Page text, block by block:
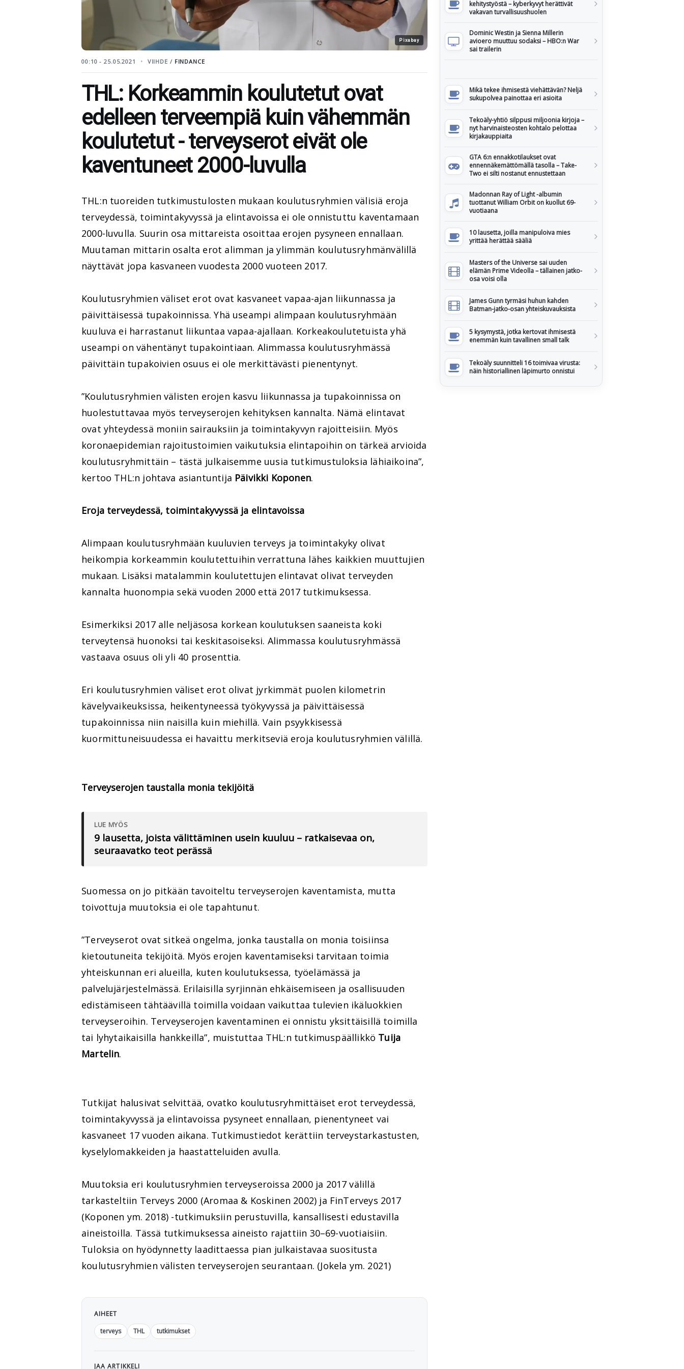
Pixabay
00:10 - 25.05.2021 VIIHDE / FINDANCE
THL: Korkeammin koulutetut ovat
edelleen terveempiä kuin vähemmän
koulutetut - terveyserot eivät ole
kaventuneet 2000-luvulla
THL:n tuoreiden tutkimustulosten mukaan koulutusryhmien välisiä eroja
terveydessä, toimintakyvyssä ja elintavoissa ei ole onnistuttu kaventamaan
2000-luvulla. Suurin osa mittareista osoittaa erojen pysyneen ennallaan.
Muutaman mittarin osalta erot alimman ja ylimmän koulutusryhmänvälillä
näyttävät jopa kasvaneen vuodesta 2000 vuoteen 2017.
Koulutusryhmien väliset erot ovat kasvaneet vapaa-ajan liikunnassa ja
päivittäisessä tupakoinnissa. Yhä useampi alimpaan koulutusryhmään
kuuluva ei harrastanut liikuntaa vapaa-ajallaan. Korkeakoulutetuista yhä
useampi on vähentänyt tupakointiaan. Alimmassa koulutusryhmässä
päivittäin tupakoivien osuus ei ole merkittävästi pienentynyt.
”Koulutusryhmien välisten erojen kasvu liikunnassa ja tupakoinnissa on
huolestuttavaa myös terveyserojen kehityksen kannalta. Nämä elintavat
ovat yhteydessä moniin sairauksiin ja toimintakyvyn rajoitteisiin. Myös
koronaepidemian rajoitustoimien vaikutuksia elintapoihin on tärkeä arvioida
koulutusryhmittäin – tästä julkaisemme uusia tutkimustuloksia lähiaikoina”,
kertoo THL:n johtava asiantuntija Päivikki Koponen.
Eroja terveydessä, toimintakyvyssä ja elintavoissa
Alimpaan koulutusryhmään kuuluvien terveys ja toimintakyky olivat
heikompia korkeammin koulutettuihin verrattuna lähes kaikkien muuttujien
mukaan. Lisäksi matalammin koulutettujen elintavat olivat terveyden
kannalta huonompia sekä vuoden 2000 että 2017 tutkimuksessa.
Esimerkiksi 2017 alle neljäsosa korkean koulutuksen saaneista koki
terveytensä huonoksi tai keskitasoiseksi. Alimmassa koulutusryhmässä
vastaava osuus oli yli 40 prosenttia.
Eri koulutusryhmien väliset erot olivat jyrkimmät puolen kilometrin
kävelyvaikeuksissa, heikentyneessä työkyvyssä ja päivittäisessä
tupakoinnissa niin naisilla kuin miehillä. Vain psyykkisessä
kuormittuneisuudessa ei havaittu merkitseviä eroja koulutusryhmien välillä.
Terveyserojen taustalla monia tekijöitä
LUE MYÖS
9 lausetta, joista välittäminen usein kuuluu – ratkaisevaa on,
seuraavatko teot perässä
Suomessa on jo pitkään tavoiteltu terveyserojen kaventamista, mutta
toivottuja muutoksia ei ole tapahtunut.
”Terveyserot ovat sitkeä ongelma, jonka taustalla on monia toisiinsa
kietoutuneita tekijöitä. Myös erojen kaventamiseksi tarvitaan toimia
yhteiskunnan eri alueilla, kuten koulutuksessa, työelämässä ja
palvelujärjestelmässä. Erilaisilla syrjinnän ehkäisemiseen ja osallisuuden
edistämiseen tähtäävillä toimilla voidaan vaikuttaa tulevien ikäluokkien
terveyseroihin. Terveyserojen kaventaminen ei onnistu yksittäisillä toimilla
tai lyhytaikaisilla hankkeilla”, muistuttaa THL:n tutkimuspäällikkö Tuija
Martelin.
Tutkijat halusivat selvittää, ovatko koulutusryhmittäiset erot terveydessä,
toimintakyvyssä ja elintavoissa pysyneet ennallaan, pienentyneet vai
kasvaneet 17 vuoden aikana. Tutkimustiedot kerättiin terveystarkastusten,
kyselylomakkeiden ja haastatteluiden avulla.
Muutoksia eri koulutusryhmien terveyseroissa 2000 ja 2017 välillä
tarkasteltiin Terveys 2000 (Aromaa & Koskinen 2002) ja FinTerveys 2017
(Koponen ym. 2018) -tutkimuksiin perustuvilla, kansallisesti edustavilla
aineistoilla. Tässä tutkimuksessa aineisto rajattiin 30–69-vuotiaisiin.
Tuloksia on hyödynnetty laadittaessa pian julkaistavaa suositusta
koulutusryhmien välisten terveyserojen seurantaan. (Jokela ym. 2021)
AIHEET
terveys
THL tutkimukset
JAA ARTIKKELI
kehitystyöstä – kyberkyvyt herättivät
vakavan turvallisuushuolen
Dominic Westin ja Sienna Millerin
avioero muuttuu sodaksi – HBO:n War
sai trailerin
Mikä tekee ihmisestä viehättävän? Neljä
sukupolvea painottaa eri asioita
Tekoäly-yhtiö silppusi miljoonia kirjoja –
nyt harvinaisteosten kohtalo pelottaa
kirjakauppiaita
GTA 6:n ennakkotilaukset ovat
ennennäkemättömällä tasolla – Take-
Two ei silti nostanut ennustettaan
Madonnan Ray of Light -albumin
tuottanut William Orbit on kuollut 69-
vuotiaana
10 lausetta, joilla manipuloiva mies
yrittää herättää sääliä
Masters of the Universe sai uuden
elämän Prime Videolla – tällainen jatko-
osa voisi olla
James Gunn tyrmäsi huhun kahden
Batman-jatko-osan yhteiskuvauksista
5 kysymystä, jotka kertovat ihmisestä
enemmän kuin tavallinen small talk
Tekoäly suunnitteli 16 toimivaa virusta:
näin historiallinen läpimurto onnistui